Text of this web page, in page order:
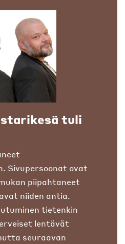
tuli
Sivupersoonat ovat
piipahtaneet
niiden antia.
tietenkin
lentävät
seuraavan